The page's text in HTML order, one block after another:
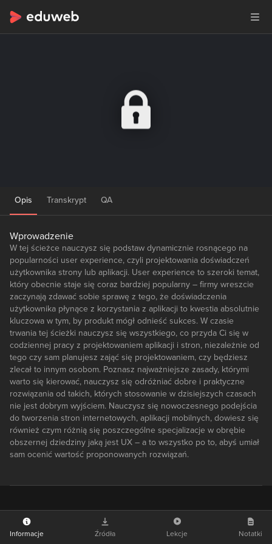
Opis Transkrypt QA
Wprowadzenie
W tej ścieżce nauczysz się podstaw dynamicznie rosnącego na
popularności user experience, czyli projektowania doświadczeń
użytkownika strony lub aplikacji. User experience to szeroki temat,
który obecnie staje się coraz bardziej popularny – firmy wreszcie
zaczynają zdawać sobie sprawę z tego, że doświadczenia
użytkownika płynące z korzystania z aplikacji to kwestia absolutnie
kluczowa w tym, by produkt mógł odnieść sukces. W czasie
trwania tej ścieżki nauczysz się wszystkiego, co przyda Ci się w
codziennej pracy z projektowaniem aplikacji i stron, niezależnie od
tego czy sam planujesz zająć się projektowaniem, czy będziesz
zlecał to innym osobom. Poznasz najważniejsze zasady, którymi
warto się kierować, nauczysz się odróżniać dobre i praktyczne
rozwiązania od takich, których stosowanie w dzisiejszych czasach
nie jest dobrym wyjściem. Nauczysz się nowoczesnego podejścia
do tworzenia stron internetowych, aplikacji mobilnych, dowiesz się
również czym różnią się poszczególne specjalizacje w obrębie
obszernej dziedziny jaką jest UX – a to wszystko po to, abyś umiał
sam ocenić wartość proponowanych rozwiązań.
Informacje Źródła Lekcje Notatki